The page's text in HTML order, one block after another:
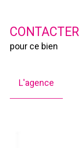
CONTACTER
pour ce bien
L'agence